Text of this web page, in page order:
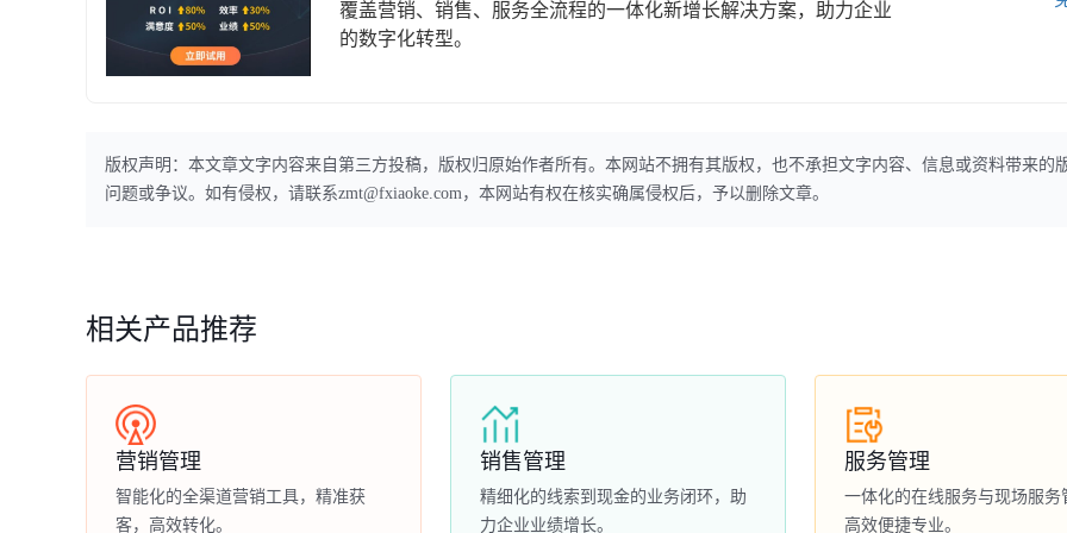
覆盖营销、销售、服务全流程的一体化新增长解决方案，助力企业
的数字化转型。
版权声明：本文章文字内容来自第三方投稿，版权归原始作者所有。本网站不拥有其版权，也不承担文字内容、信息或资料带来的
问题或争议。如有侵权，请联系zmt@fxiaoke.com，本网站有权在核实确属侵权后，予以删除文章。
相关产品推荐
营销管理
智能化的全渠道营销工具，精准获
客，高效转化。
销售管理
精细化的线索到现金的业务闭环，助
力企业业绩增长。
服务管理
一体化的在线服务与现场服务
高效便捷专业。